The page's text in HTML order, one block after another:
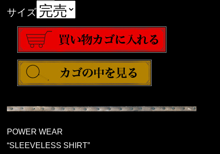
サイズ
POWER WEAR
“SLEEVELESS SHIRT”